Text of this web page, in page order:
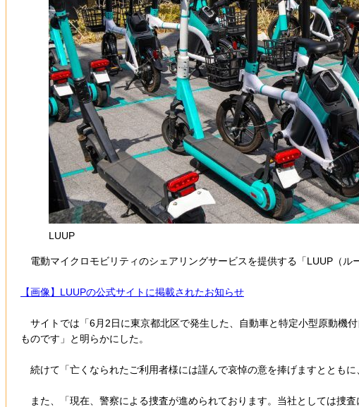
LUUP
電動マイクロモビリティのシェアリングサービスを提供する「LUUP（ル
【画像】LUUPの公式サイトに掲載されたお知らせ
サイトでは「6月2日に東京都北区で発生した、自動車と特定小型原動機
ものです」と明らかにした。
続けて「亡くなられたご利用者様には謹んで哀悼の意を捧げますととも
また、「現在、警察による捜査が進められております。当社としては捜